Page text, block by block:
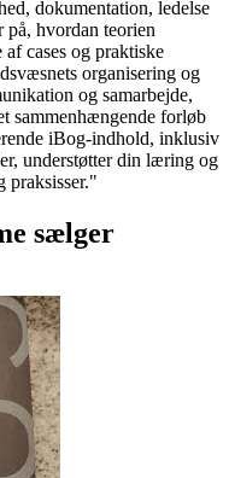
dokumentation, ledelse
hvordan teorien
cases og praktiske
organisering og
og samarbejde,
sammenhængende forløb
iBog-indhold, inklusiv
understøtter din læring og
praksisser."
sælger